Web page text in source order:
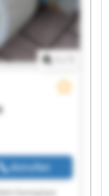
Anrufen